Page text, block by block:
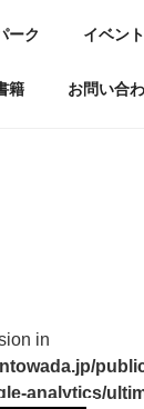
ーク イベン
籍 お問い合
in
analytics/